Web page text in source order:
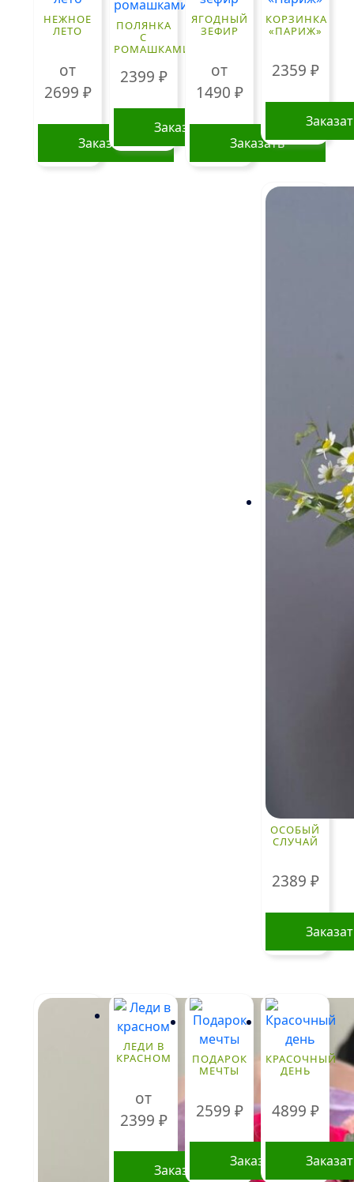
НЕЖНОЕ
ЛЕТО
от
2699 ₽
Заказать
ПОЛЯНКА
С
РОМАШКАМИ
2399 ₽
Заказать
ЯГОДНЫЙ
ЗЕФИР
от
1490 ₽
Заказать
КОРЗИНКА
«ПАРИЖ»
2359 ₽
ОСОБЫЙ
СЛУЧАЙ
2389 ₽
ЛЕДИ В
КРАСНОМ
от
2399 ₽
Заказать
ПОДАРОК
МЕЧТЫ
2599 ₽
Заказать
КРАСОЧНЫЙ
ДЕНЬ
4899 ₽